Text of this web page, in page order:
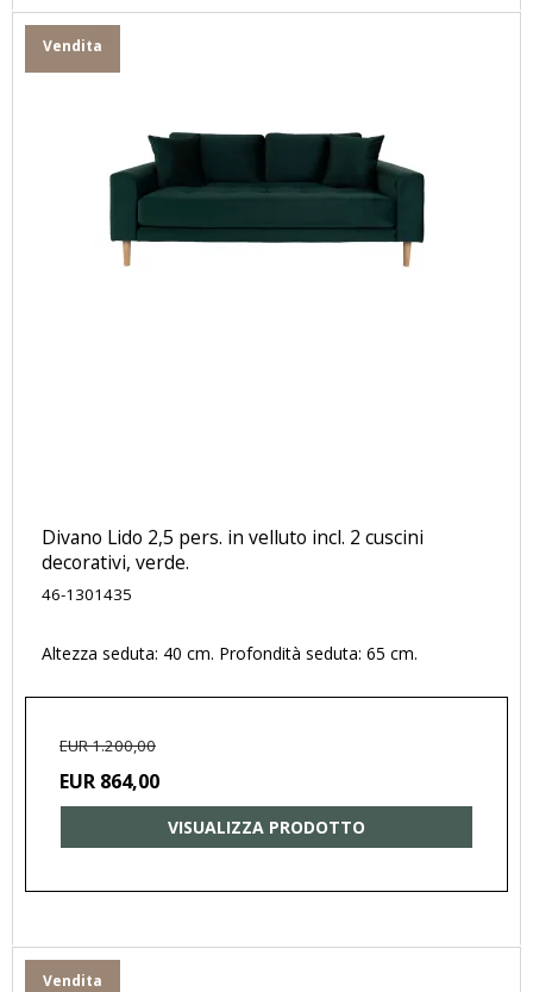
Vendita
Divano Lido 2,5 pers. in velluto incl. 2 cuscini
decorativi, verde.
46-1301435
Altezza seduta: 40 cm. Profondità seduta: 65 cm.
EUR 1.200,00
EUR 864,00
VISUALIZZA PRODOTTO
Vendita